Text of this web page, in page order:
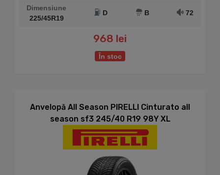
Dimensiune
225/45R19
D B 72
968 lei
În stoc
Anvelopă All Season PIRELLI Cinturato all
season sf3 245/40 R19 98Y XL